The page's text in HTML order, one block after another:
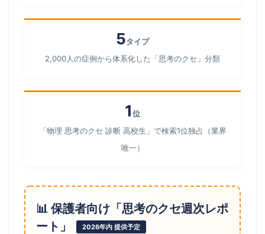
5タイプ
2,000人の症例から体系化した「思考のクセ」分類
1位
「物理 思考のクセ 診断 高校生」で検索1位独占（業界
唯一）
📊 保護者向け「思考のクセ週次レポ
ート」
2026年内 提供予定